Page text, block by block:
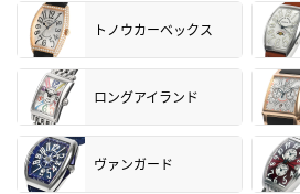
トノウカーベックス
ロングアイランド
ヴァンガード